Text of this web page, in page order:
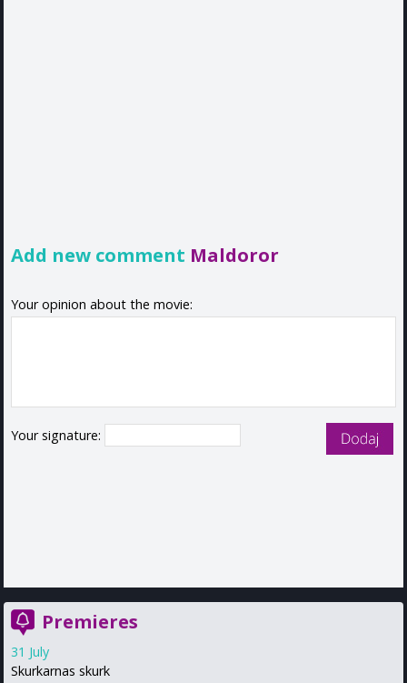
Add new comment Maldoror
Your opinion about the movie:
Your signature:
Premieres
31 July
Skurkarnas skurk